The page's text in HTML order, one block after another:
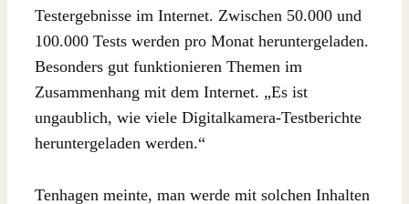
Testergebnisse im Internet. Zwischen 50.000 und
100.000 Tests werden pro Monat heruntergeladen.
Besonders gut funktionieren Themen im
Zusammenhang mit dem Internet. „Es ist
ungaublich, wie viele Digitalkamera-Testberichte
heruntergeladen werden.“
Tenhagen meinte, man werde mit solchen Inhalten